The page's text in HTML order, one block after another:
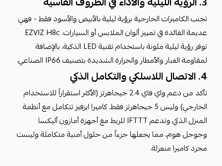
تجنب الكاميرات الخارجية برؤية ليلية بالأبيض والأسود فقط - فهي
عديمة الفائدة في تمييز ألوان الملابس أو السيارات. EZVIZ H8c
توفر رؤية ليلية ملونة باستخدام تقنية LED الذكية، بالإضافة
لمقاومة الغبار والأمطار والحرارة الشديدة بتصنيف IP66 الصناعي.
4. الاتصال اللاسلكي والتكامل الذكي
تأكد من دعم واي فاي 2.4 جيجاهرتز (الأكثر استقراراً للاستخدام
الخارجي) وليس 5 جيجاهرتز فقط. كاميرا ايزفيز تتكامل مع أنظمة
المنزل الذكي وتدعم IFTTT للربط مع أجهزة أمازون أليكسا
وجوجل هوم، مما يجعلها جزءاً من حلول أمنية متكاملة وليست
مجرد كاميرا منعزلة.